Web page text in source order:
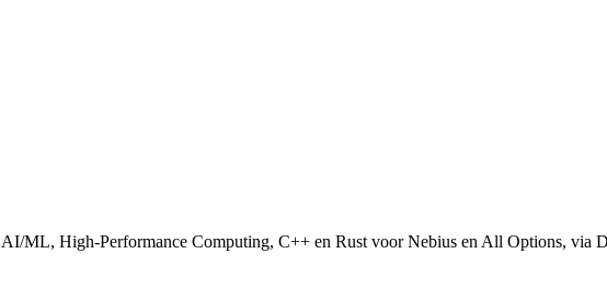
ML, High-Performance Computing, C++ en Rust voor Nebius en All Options, via